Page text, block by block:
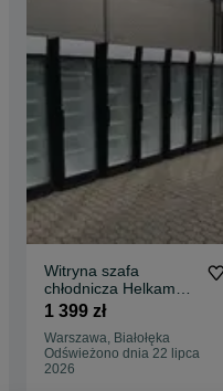
Witryna szafa
chłodnicza Helkama
60cm i inne
urządzenia.
GWARANCJA!!!
1 399 zł
Warszawa, Białołęka
Odświeżono dnia 22 lipca
2026